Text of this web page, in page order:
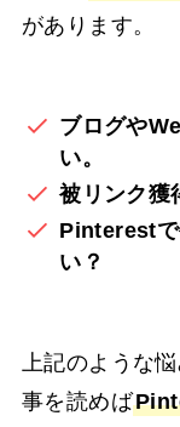
があります。
ブログや
い。
被リンク獲
Pinterest
い？
上記のような
事を読めば